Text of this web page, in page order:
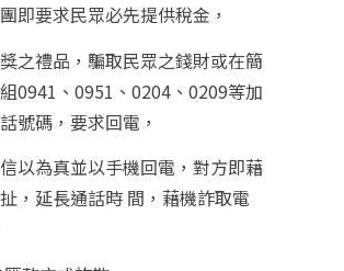
即要求民眾必先提供稅金，
之禮品，騙取民眾之錢財或在簡
0941、0951、0204、0209等加
號碼，要求回電，
以為真並以手機回電，對方即藉
，延長通話時 間，藉機詐取電